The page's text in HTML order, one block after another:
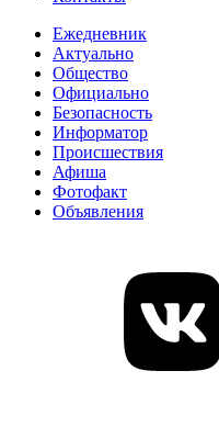
Ежедневник
Актуально
Общество
Официально
Безопасность
Информатор
Происшествия
Афиша
Фотофакт
Объявления